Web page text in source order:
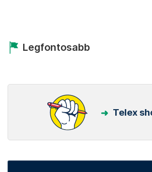
Legfontosabb
Telex